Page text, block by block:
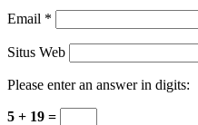
Email *
Situs Web
Please enter an answer in digits:
5 + 19 =